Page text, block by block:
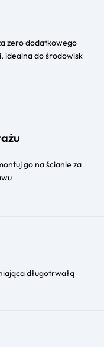
zero dodatkowego
idealna do środowisk
go na ścianie za
długotrwałą